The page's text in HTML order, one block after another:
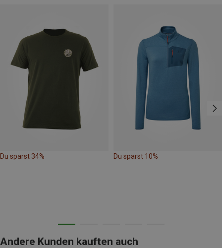
Du sparst 34% Du sparst 10%
Andere Kunden kauften auch